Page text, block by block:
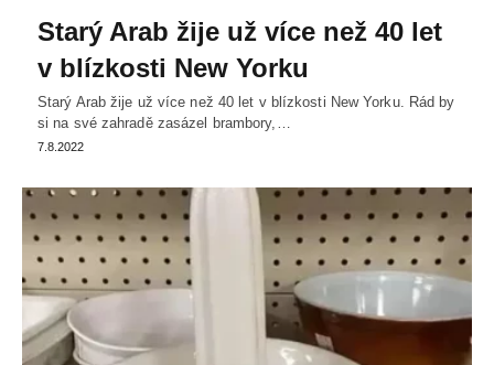
Starý Arab žije už více než 40 let
v blízkosti New Yorku
Starý Arab žije už více než 40 let v blízkosti New Yorku. Rád by
si na své zahradě zasázel brambory,…
7.8.2022